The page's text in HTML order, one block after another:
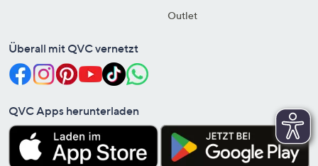
Outlet
Überall mit QVC vernetzt
QVC Apps herunterladen